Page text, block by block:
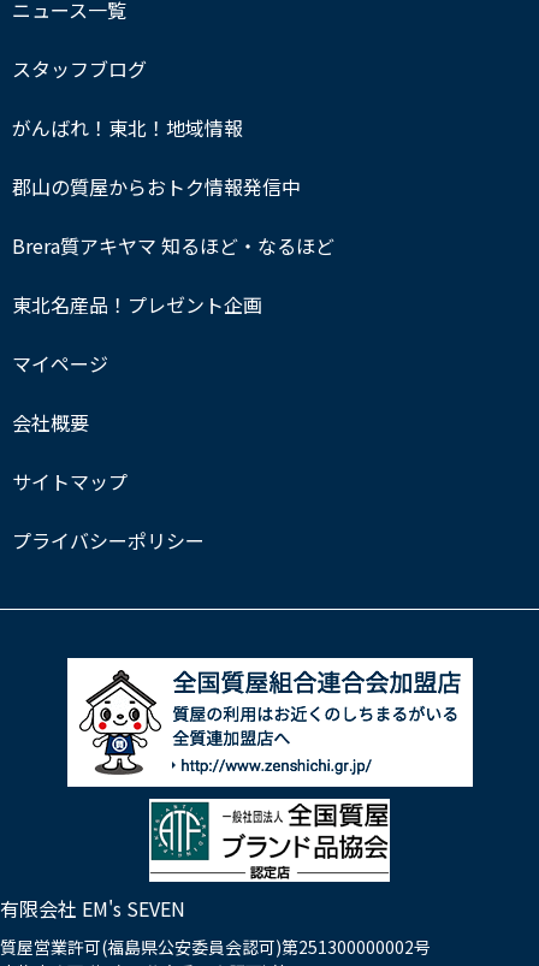
ニュース一覧
スタッフブログ
がんばれ！東北！地域情報
郡山の質屋からおトク情報発信中
Brera質アキヤマ 知るほど・なるほど
東北名産品！プレゼント企画
マイページ
会社概要
サイトマップ
プライバシーポリシー
有限会社 EM's SEVEN
質屋営業許可(福島県公安委員会認可)第251300000002号